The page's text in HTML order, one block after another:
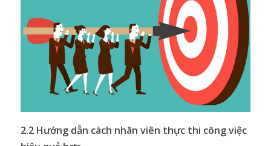
2.2 Hướng dẫn cách nhân viên thực thi công việc